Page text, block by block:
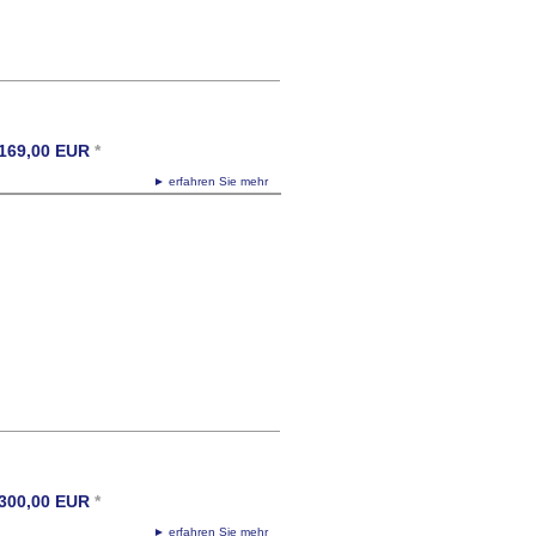
► erfahren Sie mehr
EUR *
► erfahren Sie mehr
EUR *